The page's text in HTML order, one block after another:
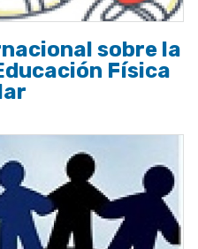
sobre la
Física